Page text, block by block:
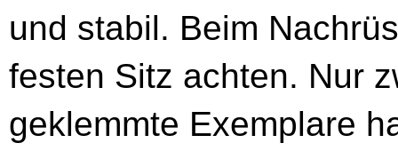
und stabil. Beim
festen Sitz achten. Nur
geklemmte Exemplare